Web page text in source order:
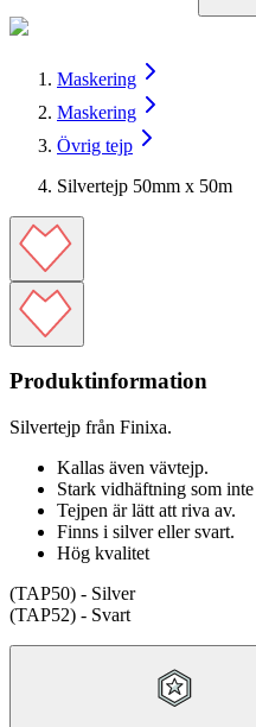
Maskering
Maskering
Övrig tejp
Silvertejp 50mm x 50m
Produktinformation
Silvertejp från Finixa.
Kallas även vävtejp.
Stark vidhäftning som
Tejpen är lätt att riva av.
Finns i silver eller svart.
Hög kvalitet
(TAP50) - Silver
(TAP52) - Svart